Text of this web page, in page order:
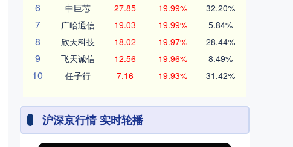
6 中巨芯 27.85 19.99% 32.20%
7 广哈通信 19.03 19.99% 5.84%
8 欣天科技 18.02 19.97% 28.44%
9 飞天诚信 12.56 19.96% 8.49%
10 任子行 7.16 19.93% 31.42%
沪深京行情 实时轮播